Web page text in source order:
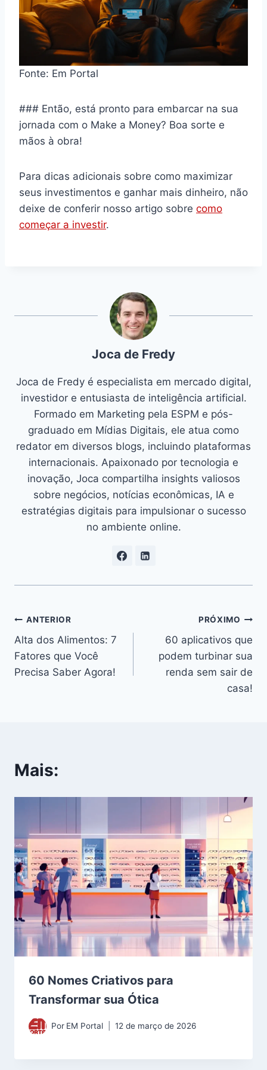
Fonte: Em Portal
### Então, está pronto para embarcar na sua
jornada com o Make a Money? Boa sorte e
mãos à obra!
Para dicas adicionais sobre como maximizar
seus investimentos e ganhar mais dinheiro, não
deixe de conferir nosso artigo sobre como
começar a investir.
Joca de Fredy
Joca de Fredy é especialista em mercado digital,
investidor e entusiasta de inteligência artificial.
Formado em Marketing pela ESPM e pós-
graduado em Mídias Digitais, ele atua como
redator em diversos blogs, incluindo plataformas
internacionais. Apaixonado por tecnologia e
inovação, Joca compartilha insights valiosos
sobre negócios, notícias econômicas, IA e
estratégias digitais para impulsionar o sucesso
no ambiente online.
Navegação
de
Post
ANTERIOR
Alta dos Alimentos: 7
Fatores que Você
Precisa Saber Agora!
PRÓXIMO
60 aplicativos que
podem turbinar sua
renda sem sair de
casa!
Mais:
60 Nomes Criativos para
Transformar sua Ótica
Por EM Portal 12 de março de 2026